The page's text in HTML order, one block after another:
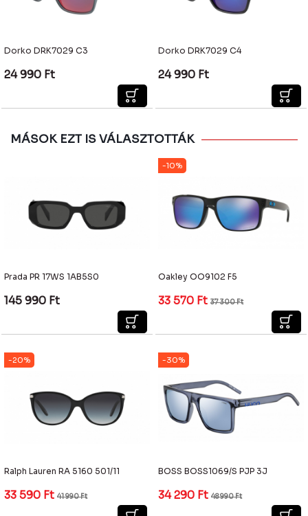
Dorko DRK7029 C3
24 990 Ft
Dorko DRK7029 C4
24 990 Ft
MÁSOK EZT IS VÁLASZTOTTÁK
Prada PR 17WS 1AB5S0
145 990 Ft
-10%
Oakley OO9102 F5
33 570 Ft 37 300Ft
-20%
Ralph Lauren RA 5160 501/11
33 590 Ft 41 990Ft
-30%
BOSS BOSS1069/S PJP 3J
34 290 Ft 48 990Ft